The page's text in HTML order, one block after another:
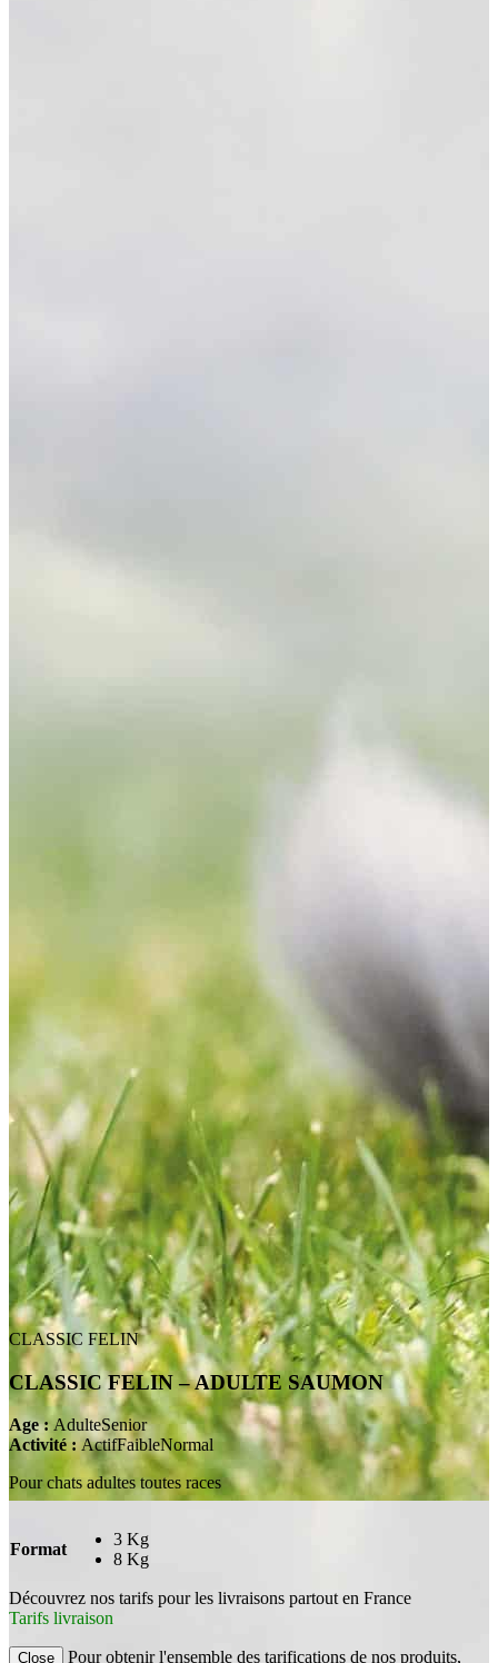
CLASSIC FELIN
CLASSIC FELIN – ADULTE SAUMON
Age : AdulteSenior
Activité :ActifFaibleNormal
Pour chats adultes toutes races
Format
3 Kg
8 Kg
Découvrez nos tarifs pour les livraisons partout en France
Tarifs livraison
Close Pour obtenir l'ensemble des tarifications de nos produits,